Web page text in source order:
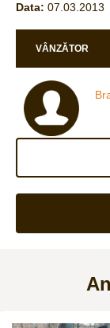
Data: 07.03.2013
VÂNZĂTOR